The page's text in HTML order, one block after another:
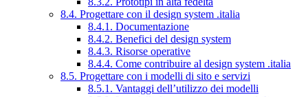
8.4. Progettare con il design system .italia
8.4.1. Documentazione
8.4.2. Benefici del design system
8.4.3. Risorse operative
8.4.4. Come contribuire al design system .italia
8.5. Progettare con i modelli di sito e servizi
8.5.1. Vantaggi dell’utilizzo dei modelli